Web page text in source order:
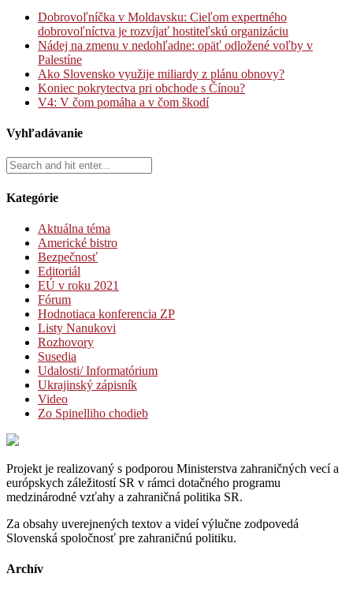
Dobrovoľníčka v Moldavsku: Cieľom expertného
dobrovoľníctva je rozvíjať hostiteľskú organizáciu
Nádej na zmenu v nedohľadne: opäť odložené voľby v
Palestíne
Ako Slovensko využije miliardy z plánu obnovy?
Koniec pokrytectva pri obchode s Čínou?
V4: V čom pomáha a v čom škodí
Vyhľadávanie
Kategórie
Aktuálna téma
Americké bistro
Bezpečnosť
Editoriál
EÚ v roku 2021
Fórum
Hodnotiaca konferencia ZP
Listy Nanukovi
Rozhovory
Susedia
Udalosti/ Informatórium
Ukrajinský zápisník
Video
Zo Spinelliho chodieb
Projekt je realizovaný s podporou Ministerstva zahraničných vecí a
európskych záležitostí SR v rámci dotačného programu
medzinárodné vzťahy a zahraničná politika SR.
Za obsahy uverejnených textov a videí výlučne zodpovedá
Slovenská spoločnosť pre zahraničnú politiku.
Archív